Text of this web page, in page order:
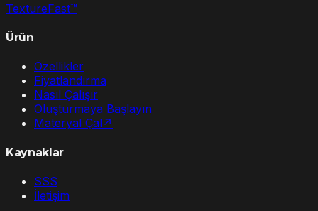
TextureFast™
Ürün
Özellikler
Fiyatlandırma
Nasıl Çalışır
Oluşturmaya Başlayın
Materyal Çal↗
Kaynaklar
SSS
İletişim